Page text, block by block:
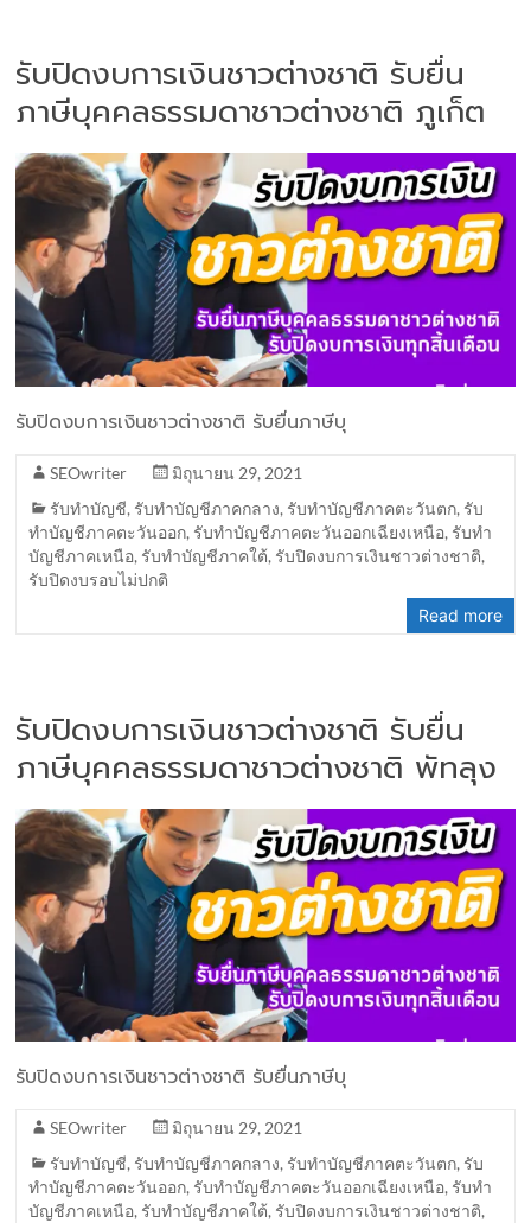
รับปิดงบการเงินชาวต่างชาติ รับยื่น
ภาษีบุคคลธรรมดาชาวต่างชาติ ภูเก็ต
รับปิดงบการเงินชาวต่างชาติ รับยื่นภาษีบุ
SEOwriter
มิถุนายน 29, 2021
รับทำบัญชี, รับทำบัญชีภาคกลาง, รับทำบัญชีภาคตะวันตก, รับ
ทำบัญชีภาคตะวันออก, รับทำบัญชีภาคตะวันออกเฉียงเหนือ, รับทำ
บัญชีภาคเหนือ, รับทำบัญชีภาคใต้, รับปิดงบการเงินชาวต่างชาติ,
รับปิดงบรอบไม่ปกติ
Read more
รับปิดงบการเงินชาวต่างชาติ รับยื่น
ภาษีบุคคลธรรมดาชาวต่างชาติ พัทลุง
รับปิดงบการเงินชาวต่างชาติ รับยื่นภาษีบุ
SEOwriter
มิถุนายน 29, 2021
รับทำบัญชี, รับทำบัญชีภาคกลาง, รับทำบัญชีภาคตะวันตก, รับ
ทำบัญชีภาคตะวันออก, รับทำบัญชีภาคตะวันออกเฉียงเหนือ, รับทำ
บัญชีภาคเหนือ, รับทำบัญชีภาคใต้, รับปิดงบการเงินชาวต่างชาติ,